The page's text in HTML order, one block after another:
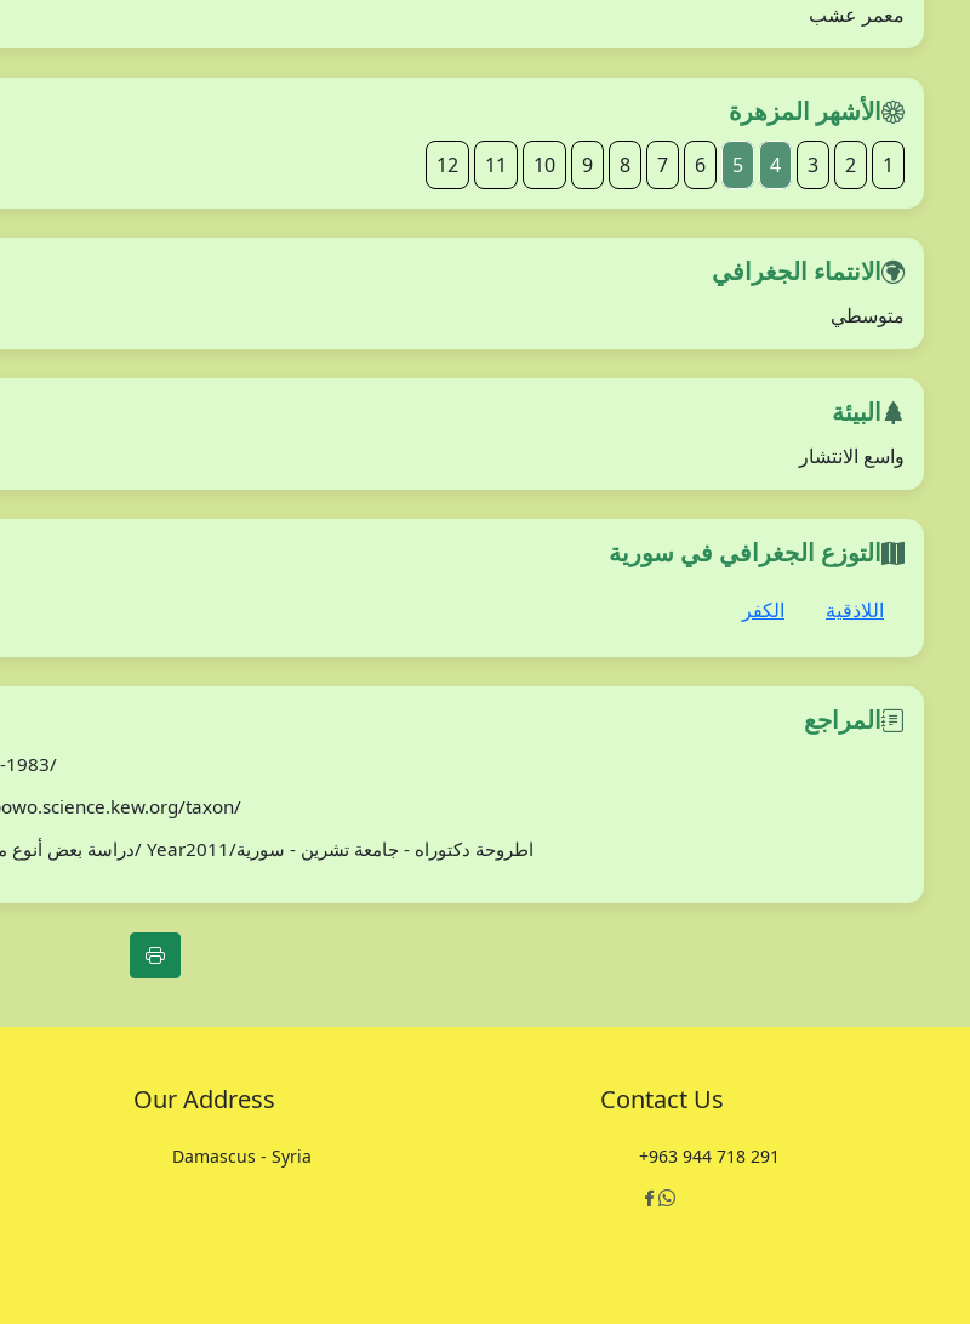
معمر عشب
الأشهر المزهرة
1
2
3
4
5
6
7
8
9
10
11
12
الانتماء الجغرافي
متوسطي
البيئة
واسع الانتشار
التوزع الجغرافي في سورية
اللاذقية الكفر
المراجع
1983/
taxon/
دراسة بعض أنوع من الفلورا (ثنائيات الفلقة) في محافظة اللاذقية/ سوريا/محمد هادي مخلوف/ Year2011/اطروحة دكتوراه - جامعة تشرين - سورية
Our Address
Damascus - Syria
Contact Us
+963 944 718 291